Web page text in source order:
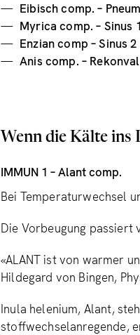
Eibisch comp. –
Myrica comp. – Sinus 1
Enzian comp – Sinus 2
Anis comp. –
Wenn die Kälte ins
IMMUN 1 – Alant comp.
Bei Temperaturwechsel
Die Vorbeugung passiert
«ALANT ist von warmer
Hildegard von Bingen,
Inula helenium, Alant,
stoffwechselanregende,